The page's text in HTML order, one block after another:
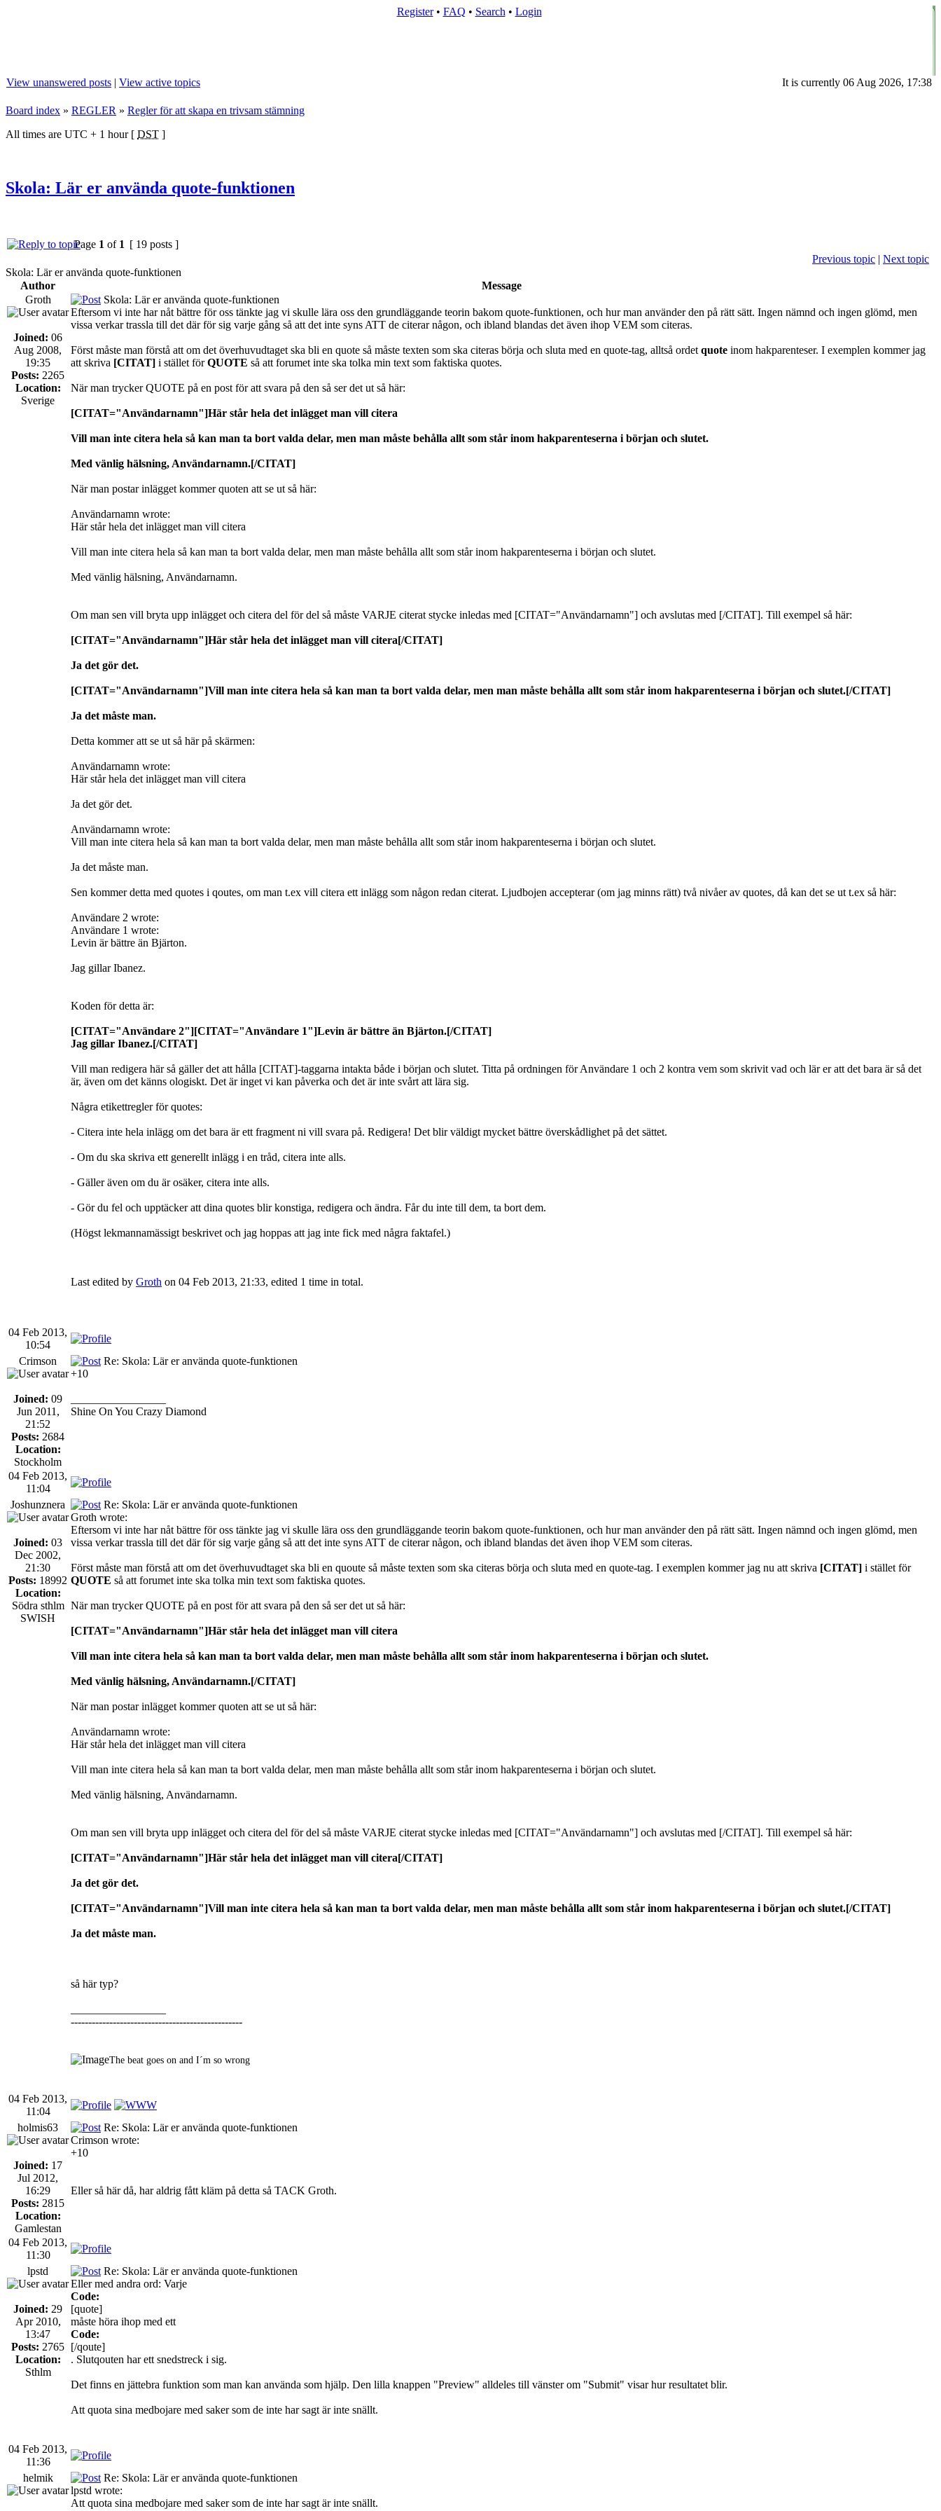
Register• FAQ • Search • Login
View unanswered posts | View active topics It is currently 06 Aug 2026, 17:38
Board index » REGLER » Regler för att skapa en trivsam stämning
All times are UTC + 1 hour [ DST ]
Skola: Lär er använda quote-funktionen
Page 1 of 1 [ 19 posts ]
Previous topic | Next topic
Skola: Lär er använda quote-funktionen
Author
Message
Groth
Joined: 06
Aug 2008,
19:35
Posts: 2265
Location:
Sverige
Skola: Lär er använda quote-funktionen
Eftersom vi inte har nåt bättre för oss tänkte jag vi skulle lära oss den grundläggande teorin bakom quote-funktionen, och hur man använder den på rätt sätt. Ingen nämnd och ingen glömd, men
vissa verkar trassla till det där för sig varje gång så att det inte syns ATT de citerar någon, och ibland blandas det även ihop VEM som citeras.
Först måste man förstå att om det överhuvudtaget ska bli en quote så måste texten som ska citeras börja och sluta med en quote-tag, alltså ordet quote inom hakparenteser. I exemplen kommer jag
att skriva [CITAT] i stället förQUOTE så att forumet inte ska tolka min text som faktiska quotes.
När man trycker QUOTE på en post för att svara på den så ser det ut så här:
[CITAT="Användarnamn"]Här står hela det inlägget man vill citera
Vill man inte citera hela så kan man ta bort valda delar, men man måste behålla allt som står inom hakparenteserna i början och slutet.
Med vänlig hälsning, Användarnamn.[/CITAT]
När man postar inlägget kommer quoten att se ut så här:
Användarnamn wrote:
Här står hela det inlägget man vill citera
Vill man inte citera hela så kan man ta bort valda delar, men man måste behålla allt som står inom hakparenteserna i början och slutet.
Med vänlig hälsning, Användarnamn.
Om man sen vill bryta upp inlägget och citera del för del så måste VARJE citerat stycke inledas med [CITAT="Användarnamn"] och avslutas med [/CITAT]. Till exempel så här:
[CITAT="Användarnamn"]Här står hela det inlägget man vill citera[/CITAT]
Ja det gör det.
[CITAT="Användarnamn"]Vill man inte citera hela så kan man ta bort valda delar, men man måste behålla allt som står inom hakparenteserna i början och slutet.[/CITAT]
Ja det måste man.
Detta kommer att se ut så här på skärmen:
Användarnamn wrote:
Här står hela det inlägget man vill citera
Ja det gör det.
Användarnamn wrote:
Vill man inte citera hela så kan man ta bort valda delar, men man måste behålla allt som står inom hakparenteserna i början och slutet.
Ja det måste man.
Sen kommer detta med quotes i qoutes, om man t.ex vill citera ett inlägg som någon redan citerat. Ljudbojen accepterar (om jag minns rätt) två nivåer av quotes, då kan det se ut t.ex så här:
Användare 2 wrote:
Användare 1 wrote:
Levin är bättre än Bjärton.
Jag gillar Ibanez.
Koden för detta är:
[CITAT="Användare 2"][CITAT="Användare 1"]Levin är bättre än Bjärton.[/CITAT]
Jag gillar Ibanez.[/CITAT]
Vill man redigera här så gäller det att hålla [CITAT]-taggarna intakta både i början och slutet. Titta på ordningen för Användare 1 och 2 kontra vem som skrivit vad och lär er att det bara är så det
är, även om det känns ologiskt. Det är inget vi kan påverka och det är inte svårt att lära sig.
Några etikettregler för quotes:
- Citera inte hela inlägg om det bara är ett fragment ni vill svara på. Redigera! Det blir väldigt mycket bättre överskådlighet på det sättet.
- Om du ska skriva ett generellt inlägg i en tråd, citera inte alls.
- Gäller även om du är osäker, citera inte alls.
- Gör du fel och upptäcker att dina quotes blir konstiga, redigera och ändra. Får du inte till dem, ta bort dem.
(Högst lekmannamässigt beskrivet och jag hoppas att jag inte fick med några faktafel.)
Last edited by Groth on 04 Feb 2013, 21:33, edited 1 time in total.
04 Feb 2013,
10:54
Crimson
Joined: 09
Jun 2011,
21:52
Posts: 2684
Location:
Stockholm
Re: Skola: Lär er använda quote-funktionen
+10
Shine On You Crazy Diamond
04 Feb 2013,
11:04
Joshunznera
Joined: 03
Dec 2002,
21:30
Posts: 18992
Location:
Södra sthlm
SWISH
Re: Skola: Lär er använda quote-funktionen
Groth wrote:
Eftersom vi inte har nåt bättre för oss tänkte jag vi skulle lära oss den grundläggande teorin bakom quote-funktionen, och hur man använder den på rätt sätt. Ingen nämnd och ingen glömd, men
vissa verkar trassla till det där för sig varje gång så att det inte syns ATT de citerar någon, och ibland blandas det även ihop VEM som citeras.
Först måste man förstå att om det överhuvudtaget ska bli en quoute så måste texten som ska citeras börja och sluta med en quote-tag. I exemplen kommer jag nu att skriva [CITAT] i stället för
QUOTE så att forumet inte ska tolka min text som faktiska quotes.
När man trycker QUOTE på en post för att svara på den så ser det ut så här:
[CITAT="Användarnamn"]Här står hela det inlägget man vill citera
Vill man inte citera hela så kan man ta bort valda delar, men man måste behålla allt som står inom hakparenteserna i början och slutet.
Med vänlig hälsning, Användarnamn.[/CITAT]
När man postar inlägget kommer quoten att se ut så här:
Användarnamn wrote:
Här står hela det inlägget man vill citera
Vill man inte citera hela så kan man ta bort valda delar, men man måste behålla allt som står inom hakparenteserna i början och slutet.
Med vänlig hälsning, Användarnamn.
Om man sen vill bryta upp inlägget och citera del för del så måste VARJE citerat stycke inledas med [CITAT="Användarnamn"] och avslutas med [/CITAT]. Till exempel så här:
[CITAT="Användarnamn"]Här står hela det inlägget man vill citera[/CITAT]
Ja det gör det.
[CITAT="Användarnamn"]Vill man inte citera hela så kan man ta bort valda delar, men man måste behålla allt som står inom hakparenteserna i början och slutet.[/CITAT]
Ja det måste man.
så här typ?
-------------------------------------------------
The beat goes on and I´m so wrong
04 Feb 2013,
11:04
holmis63
Joined: 17
Jul 2012,
16:29
Posts: 2815
Location:
Gamlestan
Re: Skola: Lär er använda quote-funktionen
Crimson wrote:
+10
Eller så här då, har aldrig fått kläm på detta så TACK Groth.
04 Feb 2013,
11:30
lpstd
Joined: 29
Apr 2010,
13:47
Posts: 2765
Location:
Sthlm
Re: Skola: Lär er använda quote-funktionen
Eller med andra ord: Varje
Code:
[quote]
måste höra ihop med ett
Code:
[/qoute]
. Slutqouten har ett snedstreck i sig.
Det finns en jättebra funktion som man kan använda som hjälp. Den lilla knappen "Preview" alldeles till vänster om "Submit" visar hur resultatet blir.
Att quota sina medbojare med saker som de inte har sagt är inte snällt.
04 Feb 2013,
11:36
helmik
Re: Skola: Lär er använda quote-funktionen
lpstd wrote:
Att quota sina medbojare med saker som de inte har sagt är inte snällt.